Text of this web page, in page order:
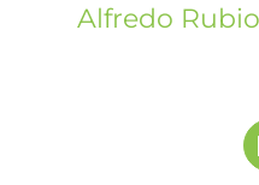
Alfredo